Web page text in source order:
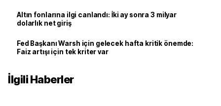
Altın fonlarına ilgi canlandı: İki ay sonra 3 milyar
dolarlık net giriş
Fed Başkanı Warsh için gelecek hafta kritik önemde:
Faiz artışı için tek kriter var
İlgili Haberler